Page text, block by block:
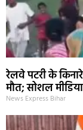
रेलवे पटरी के
मौत; सोशल
News Express Bihar